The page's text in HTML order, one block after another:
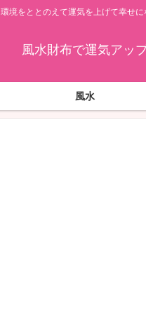
環境をととのえて運気を上げて幸せに
風水財布で運気アッ
風水